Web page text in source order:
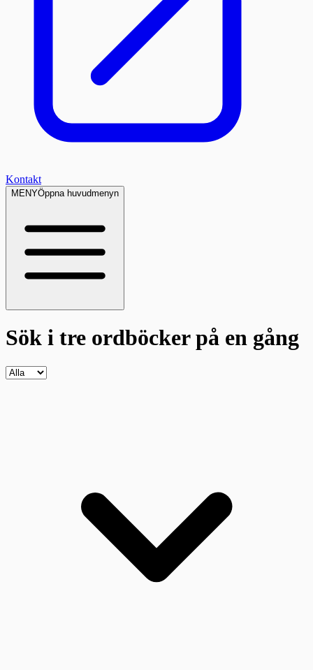
Kontakt
MENYÖppna huvudmenyn
Sök i tre ordböckerpå en gång